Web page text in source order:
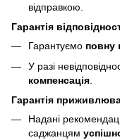
відправкою.
Гарантія
Гарантуємо повну
У разі
компенсація
Гарантія
Надані
саджанцям